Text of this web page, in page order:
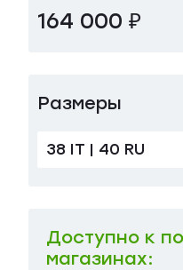
164 000 ₽
Размеры
38 IT | 40 RU
Доступно к
магазинах: